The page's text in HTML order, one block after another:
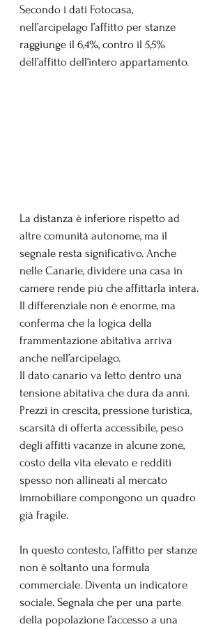
Secondo i dati Fotocasa,
nell’arcipelago l’affitto per stanze
raggiunge il 6,4%, contro il 5,5%
dell’affitto dell’intero appartamento.
La distanza è inferiore rispetto ad
altre comunità autonome, ma il
segnale resta significativo. Anche
nelle Canarie, dividere una casa in
camere rende più che affittarla intera.
Il differenziale non è enorme, ma
conferma che la logica della
frammentazione abitativa arriva
anche nell’arcipelago.
Il dato canario va letto dentro una
tensione abitativa che dura da anni.
Prezzi in crescita, pressione turistica,
scarsità di offerta accessibile, peso
degli affitti vacanze in alcune zone,
costo della vita elevato e redditi
spesso non allineati al mercato
immobiliare compongono un quadro
già fragile.
In questo contesto, l’affitto per stanze
non è soltanto una formula
commerciale. Diventa un indicatore
sociale. Segnala che per una parte
della popolazione l’accesso a una